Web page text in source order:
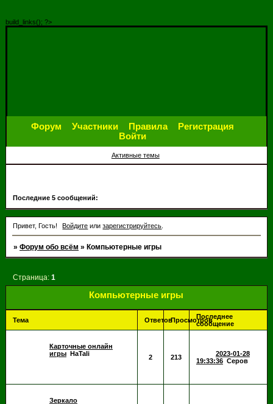
build_links(); ?>
Форум Участники Правила
Регистрация
Войти
Активные темы
Последние 5 сообщений:
Привет, Гость! Войдите илизарегистрируйтесь.
»Форум обо всём »Компьютерные игры
Компьютерные игры
Страница:1
Тема ОтветовПросмотровПоследнее
сообщение
Карточные онлайн
игры
HaTali 2 213
2023-01-28
19:33:36 Серов
Зеркало